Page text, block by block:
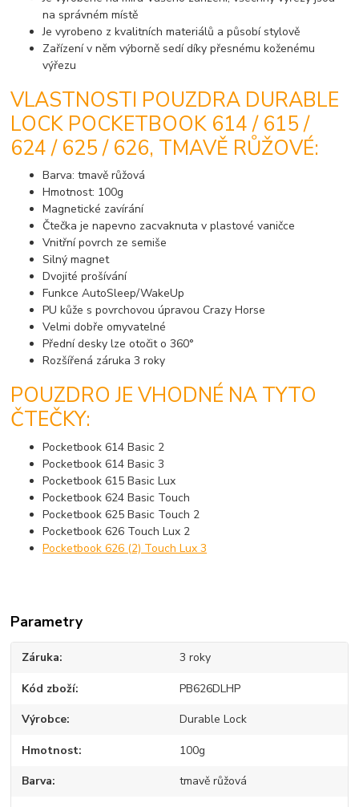
na správném místě
Je vyrobeno z kvalitních materiálů a působí stylově
Zařízení v něm výborně sedí díky přesnému koženému
výřezu
VLASTNOSTI POUZDRA DURABLE
LOCK POCKETBOOK 614 / 615 /
624 / 625 / 626, TMAVĚ RŮŽOVÉ:
Barva: tmavě růžová
Hmotnost: 100g
Magnetické zavírání
Čtečka je napevno zacvaknuta v plastové vaničce
Vnitřní povrch ze semiše
Silný magnet
Dvojité prošívání
Funkce AutoSleep/WakeUp
PU kůže s povrchovou úpravou Crazy Horse
Velmi dobře omyvatelné
Přední desky lze otočit o 360°
Rozšířená záruka 3 roky
POUZDRO JE VHODNÉ NA TYTO
ČTEČKY:
Pocketbook 614 Basic 2
Pocketbook 614 Basic 3
Pocketbook 615 Basic Lux
Pocketbook 624 Basic Touch
Pocketbook 625 Basic Touch 2
Pocketbook 626 Touch Lux 2
Pocketbook 626 (2) Touch Lux 3
Parametry
Záruka 3 roky
Kód zboží PB626DLHP
Výrobce Durable Lock
Hmotnost 100g
Barva tmavě růžová